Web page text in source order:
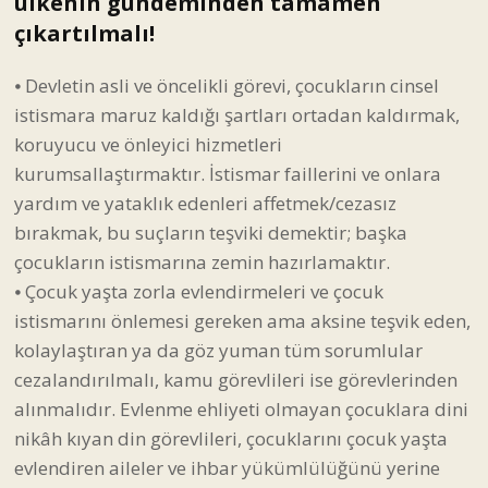
çıkartılmalı!
istismara maruz kaldığı şartları ortadan kaldırmak,
koruyucu ve önleyici hizmetleri
kurumsallaştırmaktır. İstismar faillerini ve onlara
yardım ve yataklık edenleri affetmek/cezasız
bırakmak, bu suçların teşviki demektir; başka
çocukların istismarına zemin hazırlamaktır.
⦁ Çocuk yaşta zorla evlendirmeleri ve çocuk
istismarını önlemesi gereken ama aksine teşvik eden,
kolaylaştıran ya da göz yuman tüm sorumlular
cezalandırılmalı, kamu görevlileri ise görevlerinden
alınmalıdır. Evlenme ehliyeti olmayan çocuklara dini
nikâh kıyan din görevlileri, çocuklarını çocuk yaşta
evlendiren aileler ve ihbar yükümlülüğünü yerine
getirmeyerek buna göz yuman kişiler ve resmi